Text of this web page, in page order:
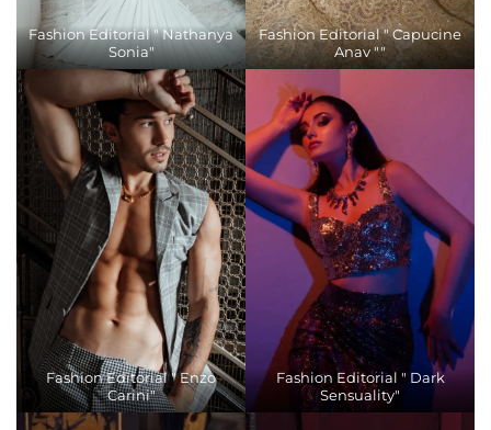
Fashion Editorial " Nathanya
Sonia"
Fashion Editorial " Capucine
Anav ""
Fashion Editorial " Enzo
Carini"
Fashion Editorial " Dark
Sensuality"